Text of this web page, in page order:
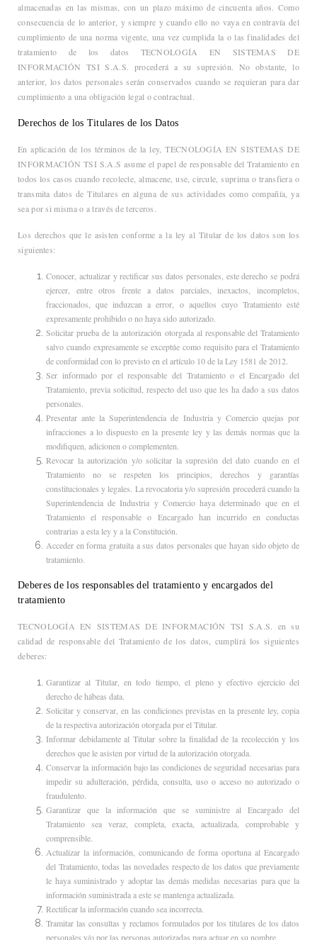
almacenadas en las mismas, con un plazo máximo de cincuenta años. Como
consecuencia de lo anterior, y siempre y cuando ello no vaya en contravía del
cumplimiento de una norma vigente, una vez cumplida la o las finalidades del
tratamiento de los datos TECNOLOGÍA EN SISTEMAS DE
INFORMACIÓN TSI S.A.S. procederá a su supresión. No obstante, lo
anterior, los datos personales serán conservados cuando se requieran para dar
cumplimiento a una obligación legal o contractual.
Derechos de los Titulares de los Datos
En aplicación de los términos de la ley, TECNOLOGÍA EN SISTEMAS DE
INFORMACIÓN TSI S.A.S asume el papel de responsable del Tratamiento en
todos los casos cuando recolecte, almacene, use, circule, suprima o transfiera o
transmita datos de Titulares en alguna de sus actividades como compañía, ya
sea por si misma o a través de terceros.
Los derechos que le asisten conforme a la ley al Titular de los datos son los
siguientes:
Conocer, actualizar y rectificar sus datos personales, este derecho se podrá
ejercer, entre otros frente a datos parciales, inexactos, incompletos,
fraccionados, que induzcan a error, o aquellos cuyo Tratamiento esté
expresamente prohibido o no haya sido autorizado.
Solicitar prueba de la autorización otorgada al responsable del Tratamiento
salvo cuando expresamente se exceptúe como requisito para el Tratamiento
de conformidad con lo previsto en el artículo 10 de la Ley 1581 de 2012.
Ser informado por el responsable del Tratamiento o el Encargado del
Tratamiento, previa solicitud, respecto del uso que les ha dado a sus datos
personales.
Presentar ante la Superintendencia de Industria y Comercio quejas por
infracciones a lo dispuesto en la presente ley y las demás normas que la
modifiquen, adicionen o complementen.
Revocar la autorización y/o solicitar la supresión del dato cuando en el
Tratamiento no se respeten los principios, derechos y garantías
constitucionales y legales. La revocatoria y/o supresión procederá cuando la
Superintendencia de Industria y Comercio haya determinado que en el
Tratamiento el responsable o Encargado han incurrido en conductas
contrarias a esta ley y a la Constitución.
Acceder en forma gratuita a sus datos personales que hayan sido objeto de
tratamiento.
Deberes de los responsables del tratamiento y encargados del
tratamiento
TECNOLOGÍA EN SISTEMAS DE INFORMACIÓN TSI S.A.S. en su
calidad de responsable del Tratamiento de los datos, cumplirá los siguientes
deberes:
Garantizar al Titular, en todo tiempo, el pleno y efectivo ejercicio del
derecho de hábeas data.
Solicitar y conservar, en las condiciones previstas en la presente ley, copia
de la respectiva autorización otorgada por el Titular.
Informar debidamente al Titular sobre la finalidad de la recolección y los
derechos que le asisten por virtud de la autorización otorgada.
Conservar la información bajo las condiciones de seguridad necesarias para
impedir su adulteración, pérdida, consulta, uso o acceso no autorizado o
fraudulento.
Garantizar que la información que se suministre al Encargado del
Tratamiento sea veraz, completa, exacta, actualizada, comprobable y
comprensible.
Actualizar la información, comunicando de forma oportuna al Encargado
del Tratamiento, todas las novedades respecto de los datos que previamente
le haya suministrado y adoptar las demás medidas necesarias para que la
información suministrada a este se mantenga actualizada.
Rectificar la información cuando sea incorrecta.
Tramitar las consultas y reclamos formulados por los titulares de los datos
personales y/o por las personas autorizadas para actuar en su nombre.